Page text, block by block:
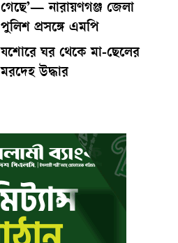
গেছে’— নারায়ণগঞ্জ জেলা
পুলিশ প্রসঙ্গে এমপি
যশোরে ঘর থেকে মা-ছেলের
মরদেহ উদ্ধার